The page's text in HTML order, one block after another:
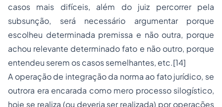
casos mais difíceis, além do juiz percorrer pela
subsunção, será necessário argumentar porque
escolheu determinada premissa e não outra, porque
achou relevante determinado fato e não outro, porque
entendeu serem os casos semelhantes, etc.[14]
A operação de integração da norma ao fato jurídico, se
outrora era encarada como mero processo silogístico,
hoje se realiza (ou deveria ser realizada) por operações